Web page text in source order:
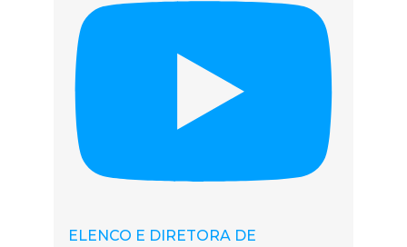
ELENCO E DIRETORA DE